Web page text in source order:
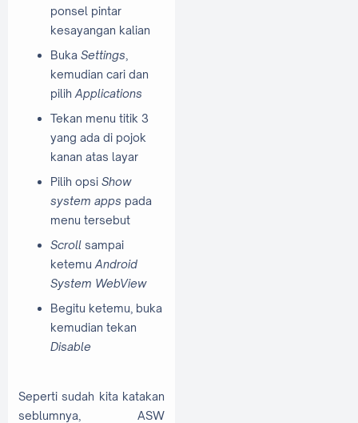
ponsel pintar
kesayangan kalian
Buka Settings
kemudian cari dan
pilih Applications
Tekan menu titik 3
yang ada di pojok
kanan atas layar
Pilih opsi Show
system apps pada
menu tersebut
Scroll sampai
ketemu Android
System WebView
Begitu ketemu, buka
kemudian tekan
Disable
Seperti sudah kita katakan
seblumnya, ASW